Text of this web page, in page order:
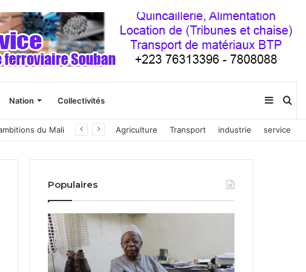
Nation Collectivités
Agriculture Transport industrie service
Populaires